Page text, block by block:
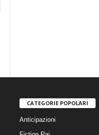
CATEGORIE POPOLARI
Anticipazioni